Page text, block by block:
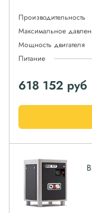
Производительность
Максимальное
Мощность двигателя
Питание
618 152 руб